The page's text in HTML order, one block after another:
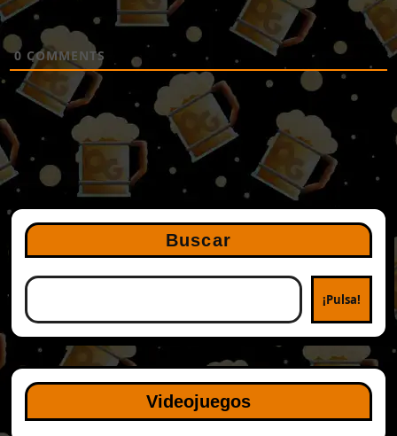
0 COMMENTS
Buscar
¡Pulsa!
Videojuegos